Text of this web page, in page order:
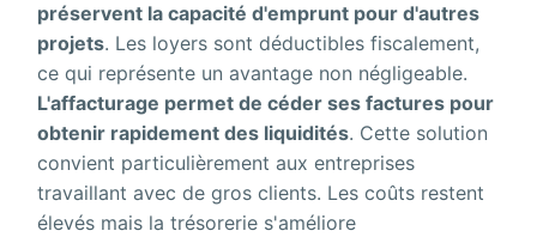
préservent la capacité d'emprunt pour d'autres
projets. Les loyers sont déductibles fiscalement,
ce qui représente un avantage non négligeable.
L'affacturage permet de céder ses factures pour
obtenir rapidement des liquidités. Cette solution
convient particulièrement aux entreprises
travaillant avec de gros clients. Les coûts restent
élevés mais la trésorerie s'améliore